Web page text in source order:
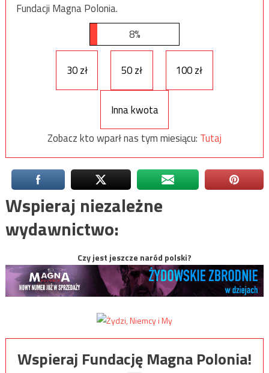
Fundacji Magna Polonia.
8%
30 zł 50 zł 100 zł
Inna kwota
Zobacz kto wparł nas tym miesiącu: Tutaj
Wspieraj niezależne
wydawnictwo:
Czy jest jeszcze naród polski?
Wspieraj Fundację Magna Polonia!